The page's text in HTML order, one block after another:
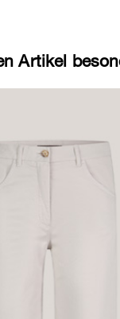
Artikel
seitliche
vernähte